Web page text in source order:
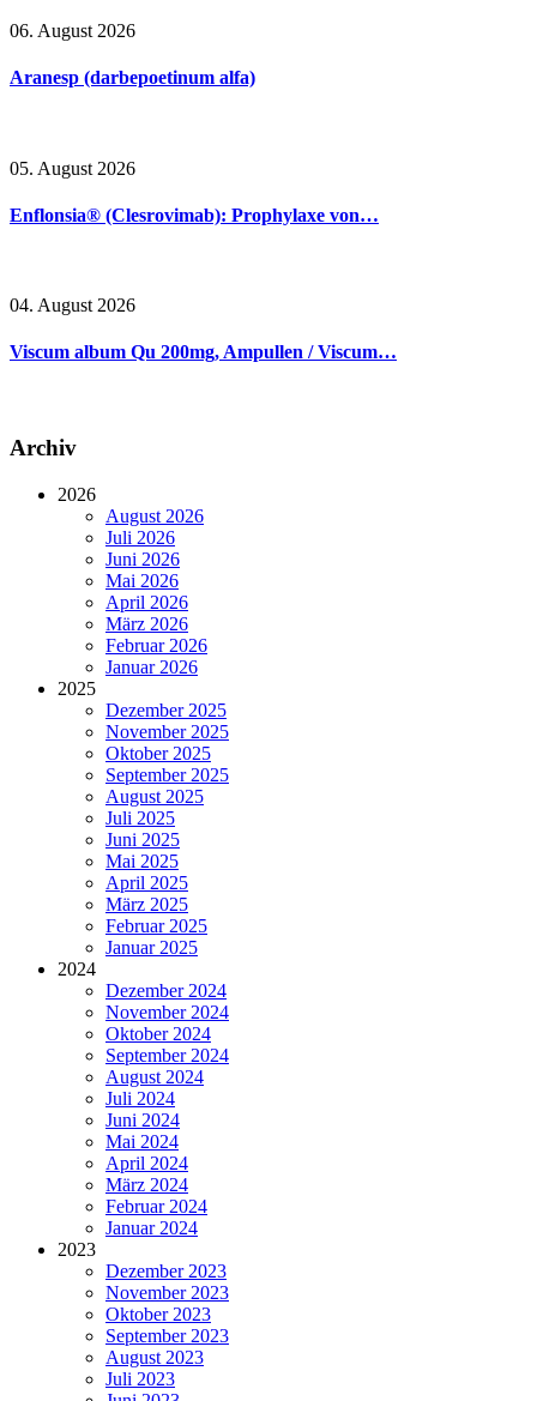
06. August 2026
Aranesp (darbepoetinum alfa)
05. August 2026
Enflonsia® (Clesrovimab): Prophylaxe von…
04. August 2026
Viscum album Qu 200mg, Ampullen / Viscum…
Archiv
2026
August 2026
Juli 2026
Juni 2026
Mai 2026
April 2026
März 2026
Februar 2026
Januar 2026
2025
Dezember 2025
November 2025
Oktober 2025
September 2025
August 2025
Juli 2025
Juni 2025
Mai 2025
April 2025
März 2025
Februar 2025
Januar 2025
2024
Dezember 2024
November 2024
Oktober 2024
September 2024
August 2024
Juli 2024
Juni 2024
Mai 2024
April 2024
März 2024
Februar 2024
Januar 2024
2023
Dezember 2023
November 2023
Oktober 2023
September 2023
August 2023
Juli 2023